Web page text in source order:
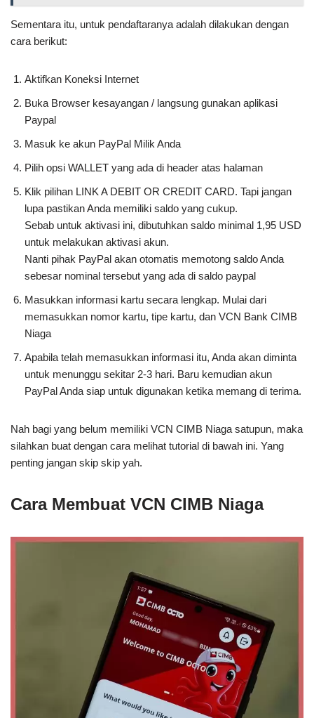
Sementara itu, untuk pendaftaranya adalah dilakukan dengan
cara berikut:
Aktifkan Koneksi Internet
Buka Browser kesayangan / langsung gunakan aplikasi
Paypal
Masuk ke akun PayPal Milik Anda
Pilih opsi WALLET yang ada di header atas halaman
Klik pilihan LINK A DEBIT OR CREDIT CARD. Tapi jangan
lupa pastikan Anda memiliki saldo yang cukup.
Sebab untuk aktivasi ini, dibutuhkan saldo minimal 1,95 USD
untuk melakukan aktivasi akun.
Nanti pihak PayPal akan otomatis memotong saldo Anda
sebesar nominal tersebut yang ada di saldo paypal
Masukkan informasi kartu secara lengkap. Mulai dari
memasukkan nomor kartu, tipe kartu, dan VCN Bank CIMB
Niaga
Apabila telah memasukkan informasi itu, Anda akan diminta
untuk menunggu sekitar 2-3 hari. Baru kemudian akun
PayPal Anda siap untuk digunakan ketika memang di terima.
Nah bagi yang belum memiliki VCN CIMB Niaga satupun, maka
silahkan buat dengan cara melihat tutorial di bawah ini. Yang
penting jangan skip skip yah.
Cara Membuat VCN CIMB Niaga